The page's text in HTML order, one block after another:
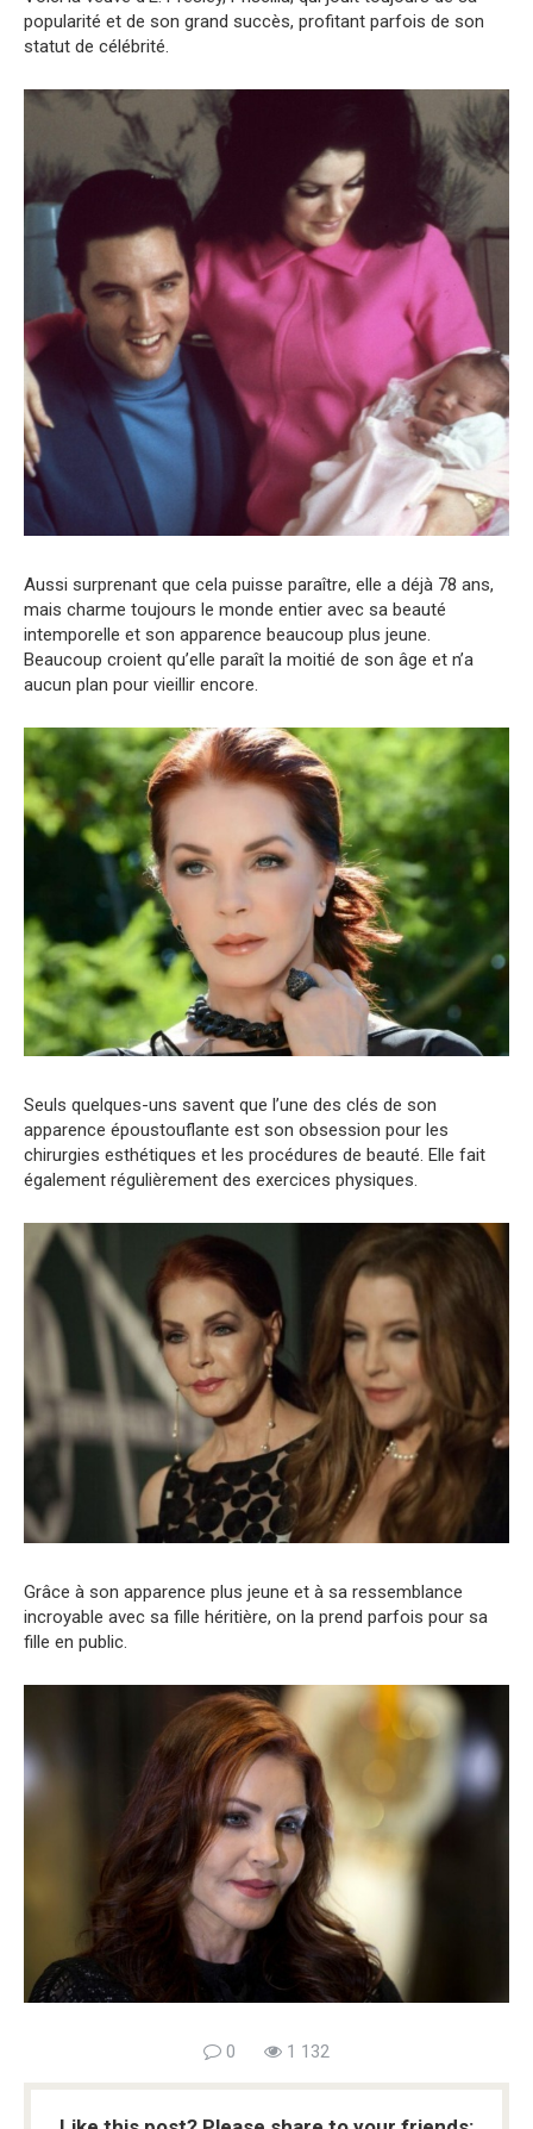
popularité et de son grand succès, profitant parfois de son
statut de célébrité.
Aussi surprenant que cela puisse paraître, elle a déjà 78 ans,
mais charme toujours le monde entier avec sa beauté
intemporelle et son apparence beaucoup plus jeune.
Beaucoup croient qu’elle paraît la moitié de son âge et n’a
aucun plan pour vieillir encore.
Seuls quelques-uns savent que l’une des clés de son
apparence époustouflante est son obsession pour les
chirurgies esthétiques et les procédures de beauté. Elle fait
également régulièrement des exercices physiques.
Grâce à son apparence plus jeune et à sa ressemblance
incroyable avec sa fille héritière, on la prend parfois pour sa
fille en public.
0 1 132